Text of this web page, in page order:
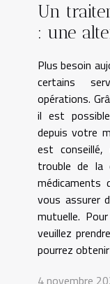
Un
: une
Plus besoin
certains
opérations.
il est
depuis votre
est
trouble de la
médicaments
vous assurer
mutuelle.
veuillez
pourrez
4 novembre